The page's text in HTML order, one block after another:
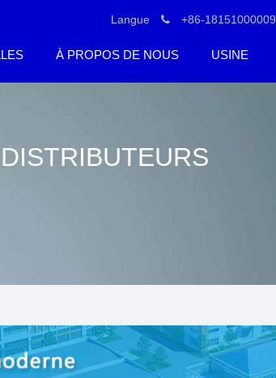
Langue +86-18151000009
À PROPOS DE NOUS USINE